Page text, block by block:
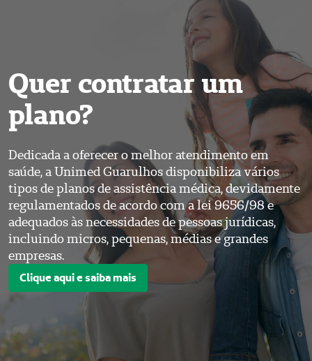
Quer contratar um
plano?
Dedicada a oferecer o melhor atendimento em
saúde, a Unimed Guarulhos disponibiliza vários
tipos de planos de assistência médica, devidamente
regulamentados de acordo com a lei 9656/98 e
adequados às necessidades de pessoas jurídicas,
incluindo micros, pequenas, médias e grandes
empresas.
Clique aqui e saiba mais